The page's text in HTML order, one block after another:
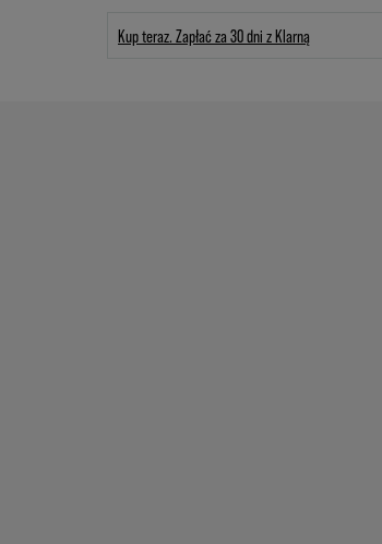
Kup teraz. Zapłać za 30 dni z Klarną